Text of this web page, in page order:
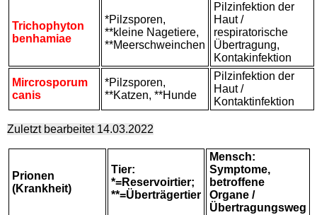
Trichophyton
benhamiae
*Pilzsporen,
**kleine Nagetiere,
**Meerschweinchen
Pilzinfektion der
Haut /
respiratorische
Übertragung,
Kontakinfektion
Mircrosporum
canis
*Pilzsporen,
**Katzen, **Hunde
Pilzinfektion der
Haut /
Kontaktinfektion
Zuletzt bearbeitet 14.03.2022
Prionen
(Krankheit)
Tier:
*=Reservoirtier;
**=Überträgertier
Mensch:
Symptome,
betroffene
Organe /
Übertragungsweg